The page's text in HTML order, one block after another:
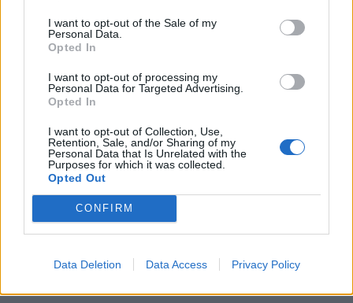
I want to opt-out of the Sale of my
Personal Data.
Opted In
I want to opt-out of processing my
Personal Data for Targeted Advertising.
Opted In
I want to opt-out of Collection, Use,
Retention, Sale, and/or Sharing of my
Personal Data that Is Unrelated with the
Purposes for which it was collected.
Opted Out
CONFIRM
Data Deletion Data Access Privacy Policy
Facebook
Twitter
Tags:ΕΓΚΕΦΑΛΙΚΟ,ΕΜΦΡΑΓΜΑ,ΖΕΣΤΗ,
ΘΕΡΜΟΠΛΗΞΙΑ ,
,